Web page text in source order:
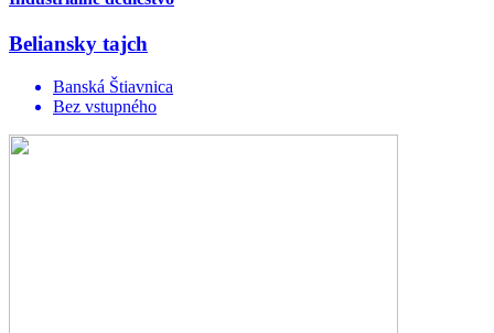
Beliansky tajch
Banská Štiavnica
Bez vstupného